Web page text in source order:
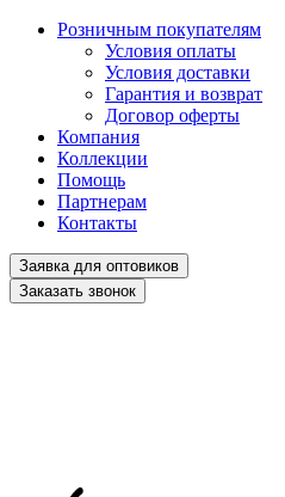
Розничным покупателям
Условия оплаты
Условия доставки
Гарантия и возврат
Договор оферты
Компания
Коллекции
Помощь
Партнерам
Контакты
Заявка для оптовиков
Заказать звонок